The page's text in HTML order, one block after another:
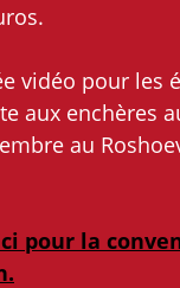
vidéo pour les
aux enchères
au
pour la